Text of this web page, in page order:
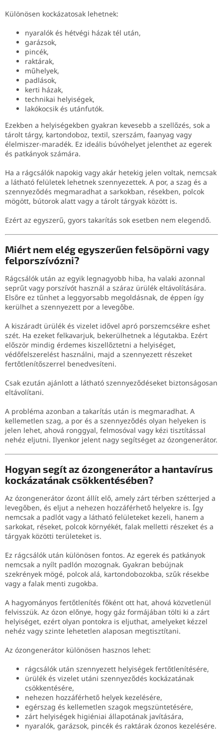
Különösen kockázatosak lehetnek:
nyaralók és hétvégi házak tél után,
garázsok,
pincék,
raktárak,
műhelyek,
padlások,
kerti házak,
technikai helyiségek,
lakókocsik és utánfutók.
Ezekben a helyiségekben gyakran kevesebb a szellőzés, sok a
tárolt tárgy, kartondoboz, textil, szerszám, faanyag vagy
élelmiszer-maradék. Ez ideális búvóhelyet jelenthet az egerek
és patkányok számára.
Ha a rágcsálók napokig vagy akár hetekig jelen voltak, nemcsak
a látható felületek lehetnek szennyezettek. A por, a szag és a
szennyeződés megmaradhat a sarkokban, résekben, polcok
mögött, bútorok alatt vagy a tárolt tárgyak között is.
Ezért az egyszerű, gyors takarítás sok esetben nem elegendő.
Miért nem elég egyszerűen felsöpörni vagy
felporszívózni?
Rágcsálók után az egyik legnagyobb hiba, ha valaki azonnal
seprűt vagy porszívót használ a száraz ürülék eltávolítására.
Elsőre ez tűnhet a leggyorsabb megoldásnak, de éppen így
kerülhet a szennyezett por a levegőbe.
A kiszáradt ürülék és vizelet idővel apró porszemcsékre eshet
szét. Ha ezeket felkavarjuk, bekerülhetnek a légutakba. Ezért
először mindig érdemes kiszellőztetni a helyiséget,
védőfelszerelést használni, majd a szennyezett részeket
fertőtlenítőszerrel benedvesíteni.
Csak ezután ajánlott a látható szennyeződéseket biztonságosan
eltávolítani.
A probléma azonban a takarítás után is megmaradhat. A
kellemetlen szag, a por és a szennyeződés olyan helyeken is
jelen lehet, ahová ronggyal, felmosóval vagy kézi tisztítással
nehéz eljutni. Ilyenkor jelent nagy segítséget az ózongenerátor.
Hogyan segít az ózongenerátor a hantavírus
kockázatának csökkentésében?
Az ózongenerátor ózont állít elő, amely zárt térben szétterjed a
levegőben, és eljut a nehezen hozzáférhető helyekre is. Így
nemcsak a padlót vagy a látható felületeket kezeli, hanem a
sarkokat, réseket, polcok környékét, falak melletti részeket és a
tárgyak közötti területeket is.
Ez rágcsálók után különösen fontos. Az egerek és patkányok
nemcsak a nyílt padlón mozognak. Gyakran bebújnak
szekrények mögé, polcok alá, kartondobozokba, szűk résekbe
vagy a falak menti zugokba.
A hagyományos fertőtlenítés főként ott hat, ahová közvetlenül
felvisszük. Az ózon előnye, hogy gáz formájában tölti ki a zárt
helyiséget, ezért olyan pontokra is eljuthat, amelyeket kézzel
nehéz vagy szinte lehetetlen alaposan megtisztítani.
Az ózongenerátor különösen hasznos lehet:
rágcsálók után szennyezett helyiségek fertőtlenítésére,
ürülék és vizelet utáni szennyeződés kockázatának
csökkentésére,
nehezen hozzáférhető helyek kezelésére,
egérszag és kellemetlen szagok megszüntetésére,
zárt helyiségek higiéniai állapotának javítására,
nyaralók, garázsok, pincék és raktárak ózonos kezelésére.